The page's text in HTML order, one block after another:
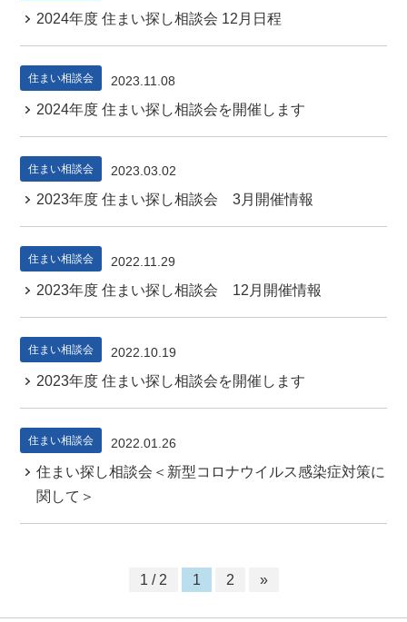
2024年度 住まい探し相談会 12月日程
住まい相談会 2023.11.08
2024年度 住まい探し相談会を開催します
住まい相談会 2023.03.02
2023年度 住まい探し相談会 3月開催情報
住まい相談会 2022.11.29
2023年度 住まい探し相談会 12月開催情報
住まい相談会 2022.10.19
2023年度 住まい探し相談会を開催します
住まい相談会 2022.01.26
住まい探し相談会＜新型コロナウイルス感染症対策に
関して＞
1 / 2 1 2 »